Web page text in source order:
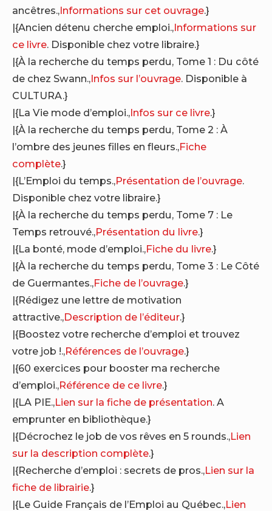
ancêtres.,Informations sur cet ouvrage.}
|{Ancien détenu cherche emploi.,Informations sur
ce livre. Disponible chez votre libraire.}
|{À la recherche du temps perdu, Tome 1 : Du côté
de chez Swann.,Infos sur l’ouvrage. Disponible à
CULTURA.}
|{La Vie mode d’emploi.,Infos sur ce livre.}
|{À la recherche du temps perdu, Tome 2 : À
l’ombre des jeunes filles en fleurs.,Fiche
complète.}
|{L’Emploi du temps.,Présentation de l’ouvrage.
Disponible chez votre libraire.}
|{À la recherche du temps perdu, Tome 7 : Le
Temps retrouvé.,Présentation du livre.}
|{La bonté, mode d’emploi.,Fiche du livre.}
|{À la recherche du temps perdu, Tome 3 : Le Côté
de Guermantes.,Fiche de l’ouvrage.}
|{Rédigez une lettre de motivation
attractive.,Description de l’éditeur.}
|{Boostez votre recherche d’emploi et trouvez
votre job !.,Références de l’ouvrage.}
|{60 exercices pour booster ma recherche
d’emploi.,Référence de ce livre.}
|{LA PIE.,Lien sur la fiche de présentation. A
emprunter en bibliothèque.}
|{Décrochez le job de vos rêves en 5 rounds.,Lien
sur la description complète.}
|{Recherche d’emploi : secrets de pros.,Lien sur la
fiche de librairie.}
|{Le Guide Français de l’Emploi au Québec.,Lien